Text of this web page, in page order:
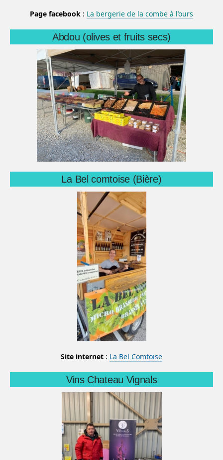
Page facebook : La bergerie de la combe à l’ours
Abdou (olives et fruits secs)
La Bel comtoise (Bière)
Site internet : La Bel Comtoise
Vins Chateau Vignals